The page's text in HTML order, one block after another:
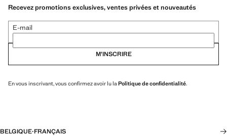
Recevez promotions exclusives, ventes privées et nouveautés
E-mail
M’INSCRIRE
En vous inscrivant, vous confirmez avoir lu laPolitique de confidentialité.
BELGIQUE·FRANÇAIS